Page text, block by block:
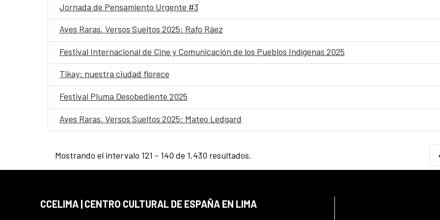
Jornada de Pensamiento Urgente #3
Aves Raras. Versos Sueltos 2025: Rafo Ráez
Festival Internacional de Cine y Comunicación de los Pueblos Indígenas 2025
Tikay: nuestra ciudad florece
Festival Pluma Desobediente 2025
Aves Raras. Versos Sueltos 2025: Mateo Ledgard
Mostrando el intervalo 121 - 140 de 1.430 resultados.
CCELIMA | CENTRO CULTURAL DE ESPAÑA EN LIMA